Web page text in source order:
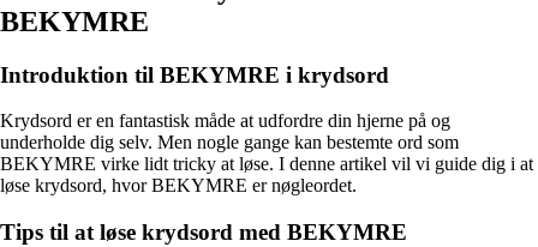
BEKYMRE
Introduktion til BEKYMRE i krydsord
Krydsord er en fantastisk måde at udfordre din hjerne på og
underholde dig selv. Men nogle gange kan bestemte ord som
BEKYMRE virke lidt tricky at løse. I denne artikel vil vi guide dig i at
løse krydsord, hvor BEKYMRE er nøgleordet.
Tips til at løse krydsord med BEKYMRE